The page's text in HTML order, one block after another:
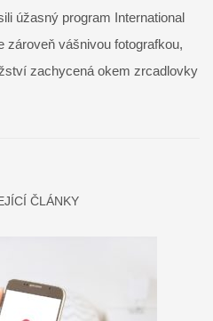
úžasný program International
zároveň vášnivou fotografkou,
zachycená okem zrcadlovky
ČLÁNKY